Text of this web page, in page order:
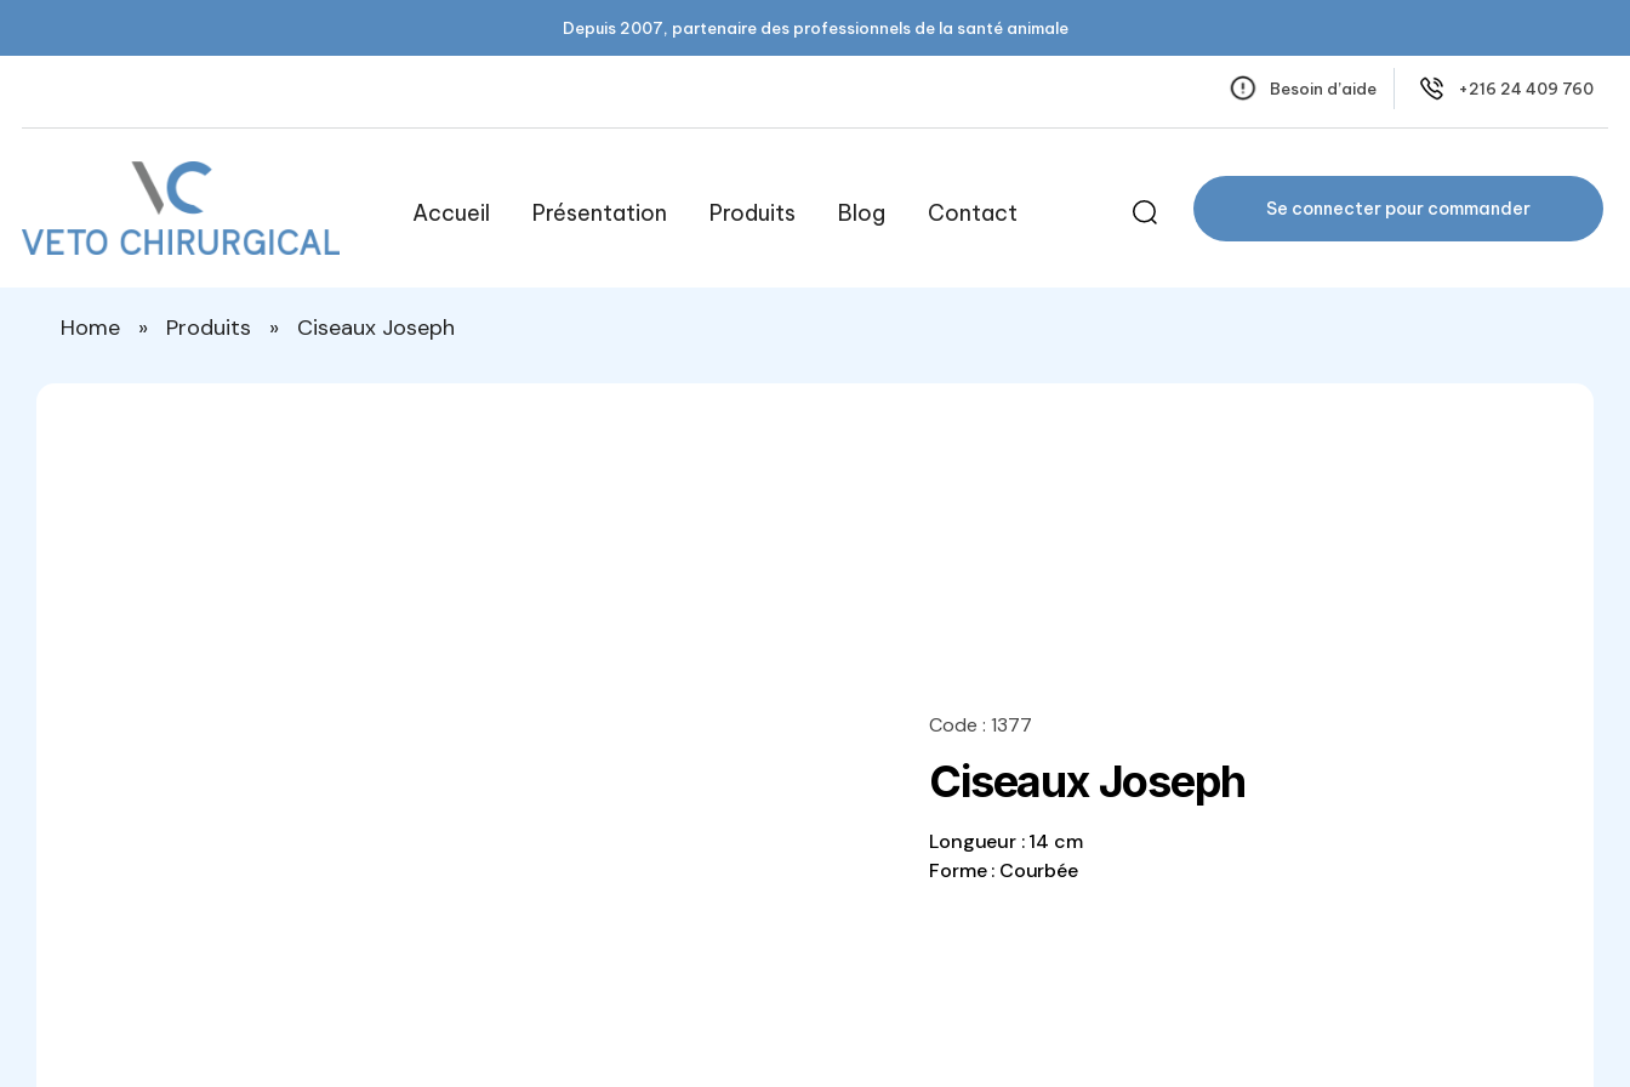
Depuis 2007, partenaire des professionnels de la santé animale
Besoin d’aide +216 24 409 760
Accueil Présentation Produits Blog Contact Se connecter pour commander
Home » Produits » Ciseaux Joseph
Code : 1377
Ciseaux Joseph
Longueur : 14 cm
Forme : Courbée